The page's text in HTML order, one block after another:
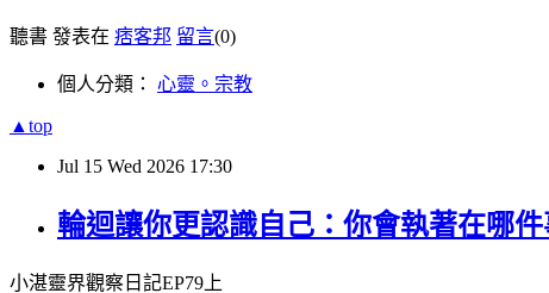
聽書 發表在 痞客邦 留言(0)
個人分類： 心靈。宗教
▲top
Jul 15 Wed 2026 17:30
輪迴讓你更認識自己：你會執著在哪
小湛靈界觀察日記EP79 上